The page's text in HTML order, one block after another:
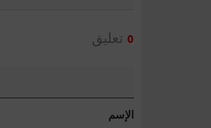
0 تعليق
الإسم